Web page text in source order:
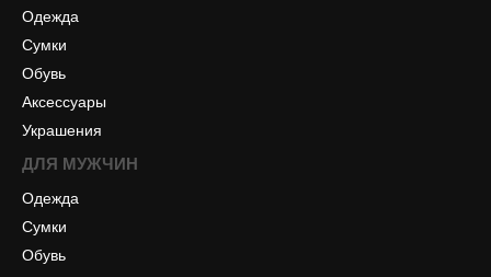
Одежда
Сумки
Обувь
Аксессуары
Украшения
ДЛЯ МУЖЧИН
Одежда
Сумки
Обувь